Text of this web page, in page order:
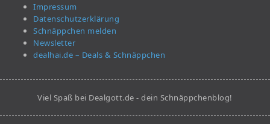
Impressum
Datenschutzerklärung
Schnäppchen melden
Newsletter
dealhai.de – Deals & Schnäppchen
Viel Spaß bei Dealgott.de - dein Schnäppchenblog!